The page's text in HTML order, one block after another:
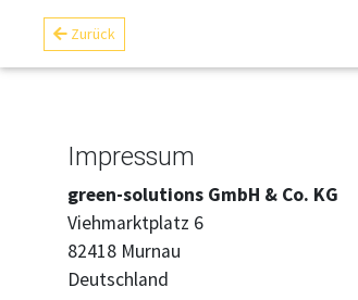
Zurück
Impressum
green-solutions GmbH & Co. KG
Viehmarktplatz 6
82418 Murnau
Deutschland